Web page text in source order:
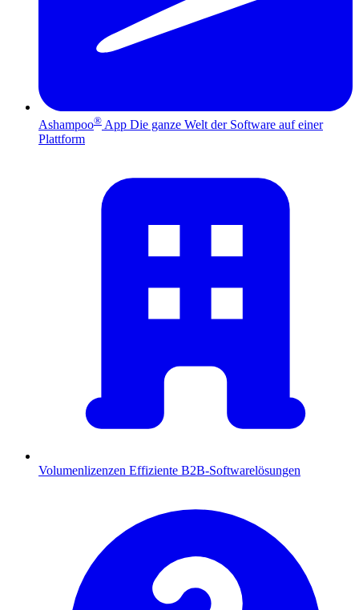
Ashampoo® App Die ganze Welt der Software auf einer
Plattform
Volumenlizenzen Effiziente B2B-Softwarelösungen